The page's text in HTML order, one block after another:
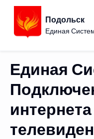
Подольск
Единая
Единая